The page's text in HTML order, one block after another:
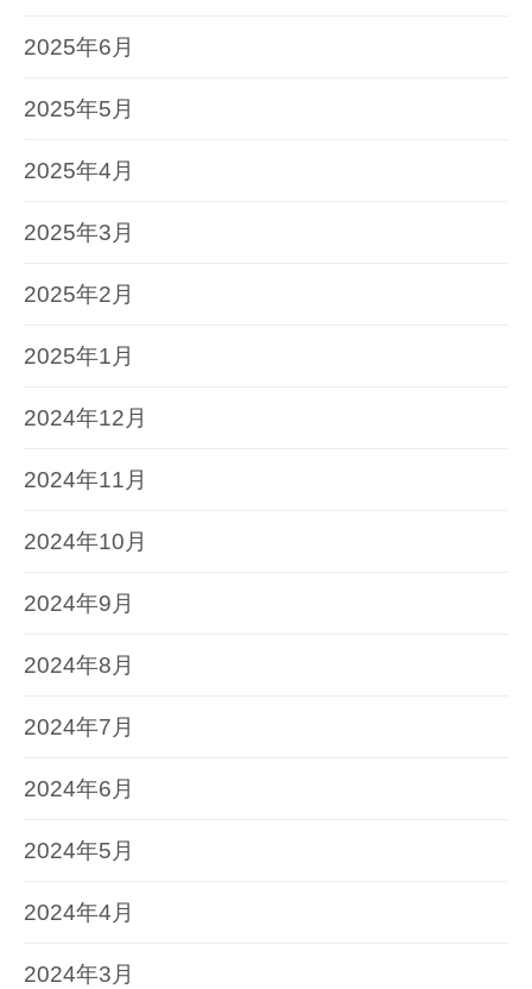
2025年6月
2025年5月
2025年4月
2025年3月
2025年2月
2025年1月
2024年12月
2024年11月
2024年10月
2024年9月
2024年8月
2024年7月
2024年6月
2024年5月
2024年4月
2024年3月